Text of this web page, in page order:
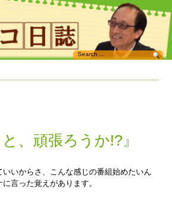
、頑張ろうか!?』
いからさ、こんな感じの番組始めたいん
言った覚えがあります。